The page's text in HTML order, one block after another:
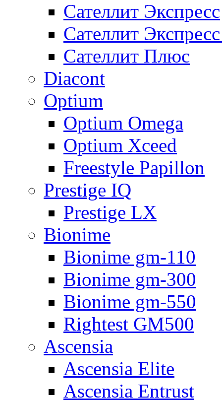
Сателлит Экспресс
Сателлит
Сателлит Плюс
Diacont
Optium
Optium Omega
Optium Xceed
Freestyle Papillon
Prestige IQ
Prestige LX
Bionime
Bionime gm-110
Bionime gm-300
Bionime gm-550
Rightest GM500
Ascensia
Ascensia Elite
Ascensia Entrust